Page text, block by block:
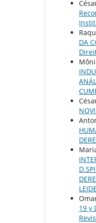
DA
19 y